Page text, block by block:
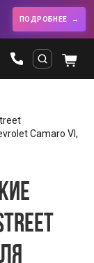
ПОДРОБНЕЕ
Camaro VI,